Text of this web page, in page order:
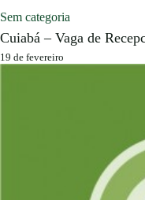
Sem categoria
Cuiabá – Vaga de
19 de fevereiro